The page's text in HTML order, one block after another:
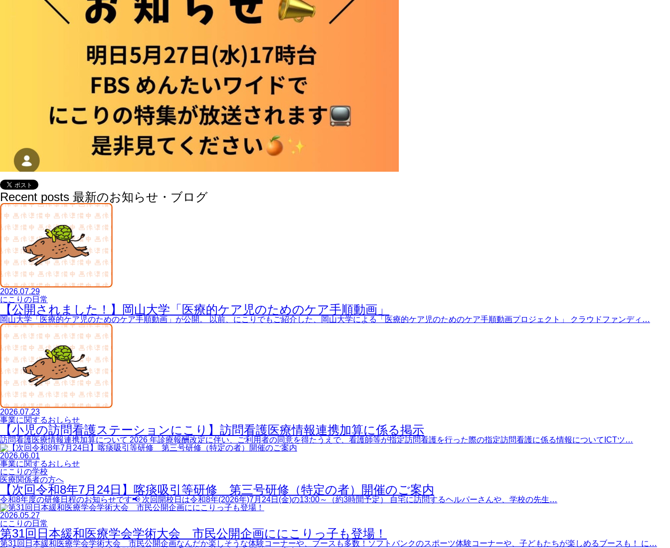
Recent posts 最新のお知らせ・ブログ
2026.07.29
にこりの日常
【公開されました！】岡山大学「医療的ケア児のためのケア手順動画」
岡山大学「医療的ケア児のためのケア手順動画」が公開。 以前、にこりでもご紹介した、岡山大学による「医療的ケア児のためのケア手順動画プロジェクト」 クラウドファンディ…
2026.07.23
事業に関するおしらせ
【小児の訪問看護ステーションにこり】訪問看護医療情報連携加算に係る掲示
訪問看護医療情報連携加算について 2026 年診療報酬改定に伴い、ご利用者の同意を得たうえで、看護師等が指定訪問看護を行った際の指定訪問看護に係る情報についてICTツ…
2026.06.01
事業に関するおしらせ
にこりの学校
医療関係者の方へ
【次回令和8年7月24日】喀痰吸引等研修 第三号研修（特定の者）開催のご案内
令和8年度の研修日程のお知らせです📢 次回開校日は令和8年(2026年)7月24日(金)の13:00～（約3時間予定） 自宅に訪問するヘルパーさんや、学校の先生…
2026.05.27
にこりの日常
第31回日本緩和医療学会学術大会 市民公開企画ににこりっ子も登場！
第31回日本緩和医療学会学術大会 市民公開企画なんだか楽しそうな体験コーナーや、ブースも多数！ソフトバンクのスポーツ体験コーナーや、子どもたちが楽しめるブースも！ に…